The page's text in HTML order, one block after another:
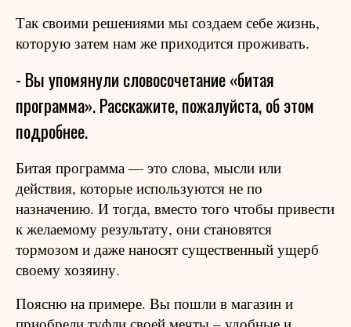
Так своими решениями мы создаем себе жизнь,
которую затем нам же приходится проживать.
- Вы упомянули словосочетание «битая
программа». Расскажите, пожалуйста, об этом
подробнее.
Битая программа — это слова, мысли или
действия, которые используются не по
назначению. И тогда, вместо того чтобы привести
к желаемому результату, они становятся
тормозом и даже наносят существенный ущерб
своему хозяину.
Поясню на примере. Вы пошли в магазин и